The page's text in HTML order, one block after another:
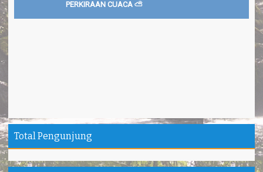
PERKIRAAN CUACA ⛅
Total Pengunjung